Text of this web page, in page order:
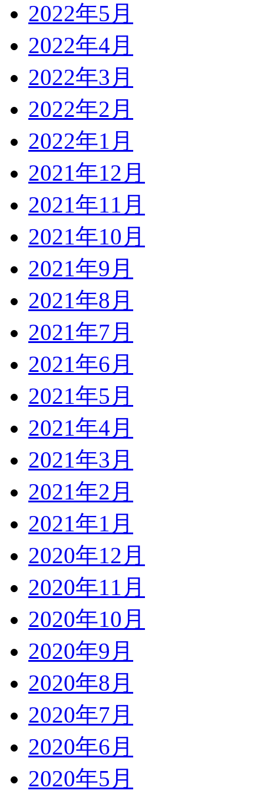
2022年5月
2022年4月
2022年3月
2022年2月
2022年1月
2021年12月
2021年11月
2021年10月
2021年9月
2021年8月
2021年7月
2021年6月
2021年5月
2021年4月
2021年3月
2021年2月
2021年1月
2020年12月
2020年11月
2020年10月
2020年9月
2020年8月
2020年7月
2020年6月
2020年5月